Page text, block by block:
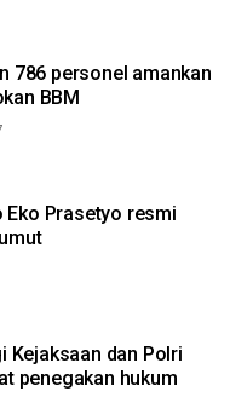
786 personel amankan
BBM
Eko Prasetyo resmi
Kejaksaan dan Polri
penegakan hukum